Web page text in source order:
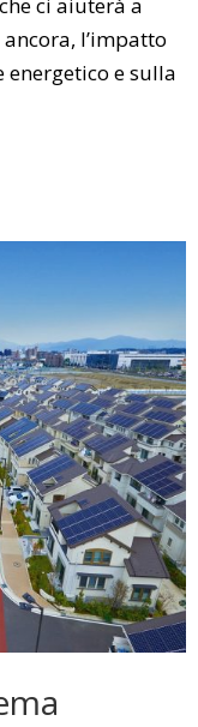
ci aiuterà a
l’impatto
e sulla